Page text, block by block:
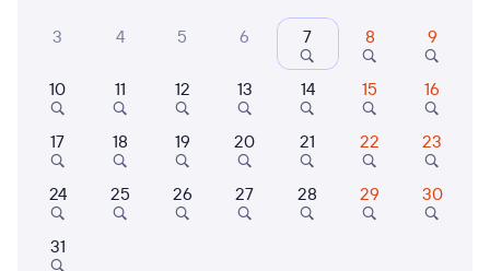
Куда
Когда
Кто едет
Найти поезда
3 4 5 6 7 8 9
10 11 12 13 14 15 16
17 18 19 20 21 22 23
24 25 26 27 28 29 30
31